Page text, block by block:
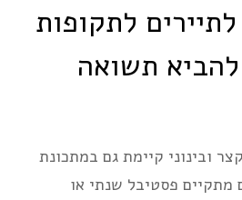
לתקופות
תשואה
ובינוני קיימת גם במתכונת
פסטיבל שנתי או